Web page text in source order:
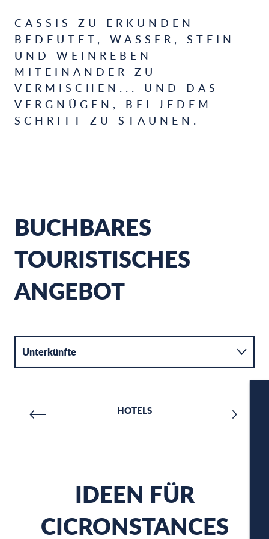
CASSIS ZU ERKUNDEN
BEDEUTET, WASSER, STEIN
UND WEINREBEN
MITEINANDER ZU
VERMISCHEN... UND DAS
VERGNÜGEN, BEI JEDEM
SCHRITT ZU STAUNEN.
BUCHBARES
TOURISTISCHES
ANGEBOT
Unterkünfte
Verpflegung HOTELS
IDEEN FÜR
CICRONSTANCES